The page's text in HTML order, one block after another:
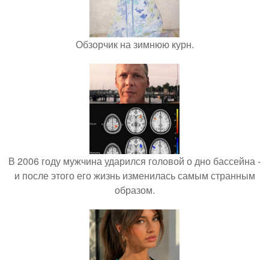
Обзорчик на зимнюю курн.
В 2006 году мужчина ударился головой о дно бассейна -
и после этого его жизнь изменилась самым странным
образом.